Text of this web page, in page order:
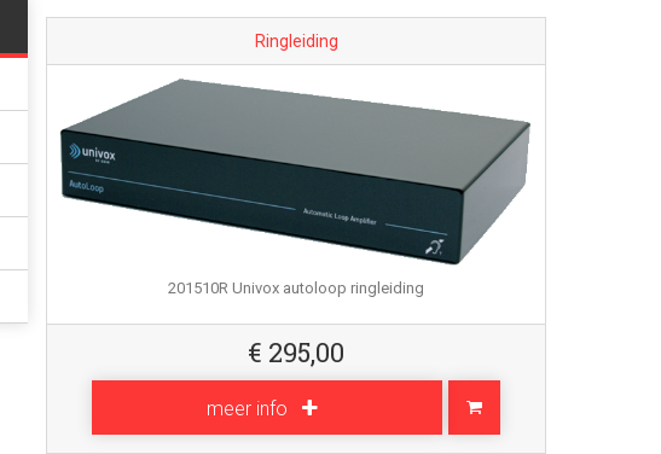
Ringleiding
201510R Univox autoloop ringleiding
€ 295,00
meer info